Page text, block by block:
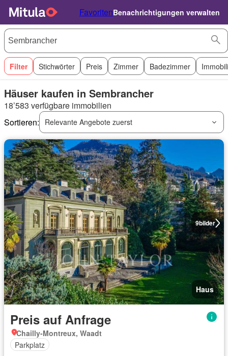
FavoritenBenachrichtigungen verwalten
Filter Stichwörter Preis Zimmer Badezimmer
Häuser kaufen in Sembrancher
18’583 verfügbare immobilien
Sortieren:
Relevante Angebote zuerst
9bilder
Haus
Preis auf Anfrage
Chailly-Montreux, Waadt
Parkplatz